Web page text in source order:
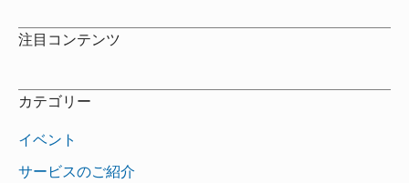
注目コンテンツ
カテゴリー
イベント
サービスのご紹介